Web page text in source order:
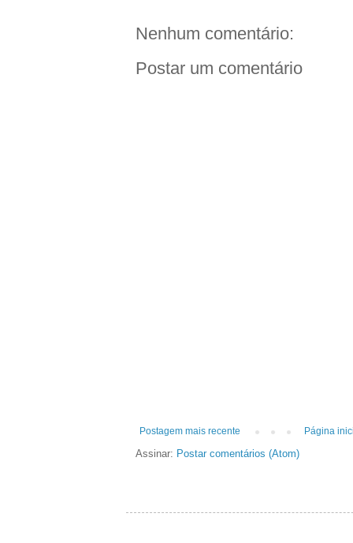
Nenhum comentário:
Postar um comentário
Postagem mais recente Página
Assinar: Postar comentários (Atom)